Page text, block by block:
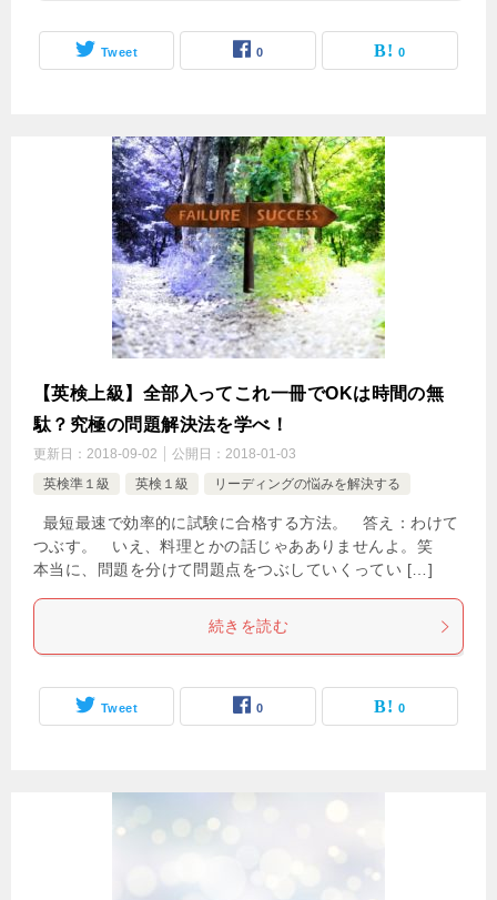
Tweet 0 0
【英検上級】全部入ってこれ一冊でOKは時間の無
駄？究極の問題解決法を学べ！
更新日： 2018-09-02 公開日： 2018-01-03
英検準１級
英検１級 リーディングの悩みを解決する
最短最速で効率的に試験に合格する方法。 答え：わけて
つぶす。 いえ、料理とかの話じゃあありませんよ。笑
本当に、問題を分けて問題点をつぶしていくってい […]
続きを読む
Tweet 0 0